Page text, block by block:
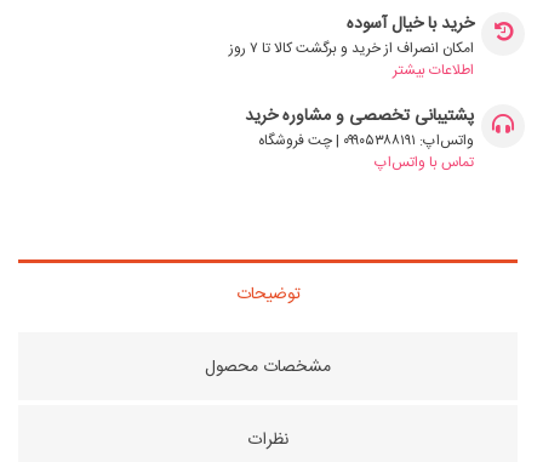
خرید با خیال آسوده
امکان انصراف از خرید و برگشت کالا تا ۷ روز
اطلاعات بیشتر
پشتیبانی تخصصی و مشاوره خرید
واتس‌اپ: ۰۹۹۰۵۳۸۸۱۹۱ | چت فروشگاه
تماس با واتس‌اپ
توضیحات
مشخصات محصول
نظرات